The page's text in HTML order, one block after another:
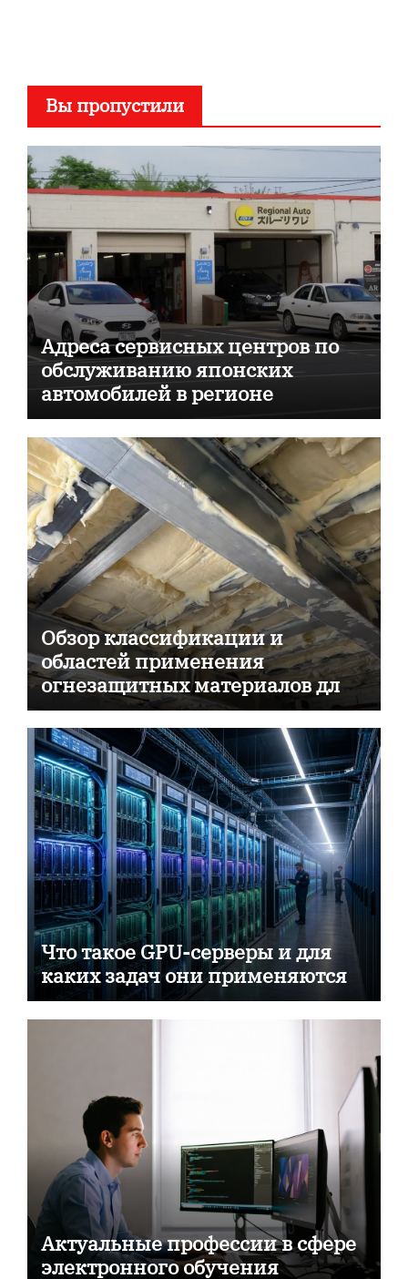
Вы пропустили
Адреса сервисных центров по
обслуживанию японских
автомобилей в регионе
Обзор классификации и
областей применения
огнезащитных материалов для
пассивной противопожарной
защиты
Что такое GPU-серверы и для
каких задач они применяются
Актуальные профессии в сфере
электронного обучения